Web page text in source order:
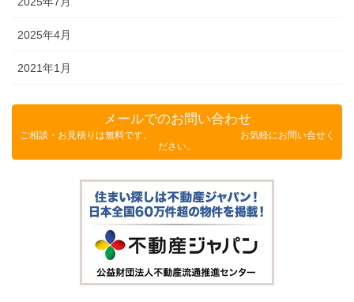
2025年4月
2021年1月
メールでのお問い合わせ
ご相談・お見積りは無料です。 お気軽にお問い合せく
ださい。